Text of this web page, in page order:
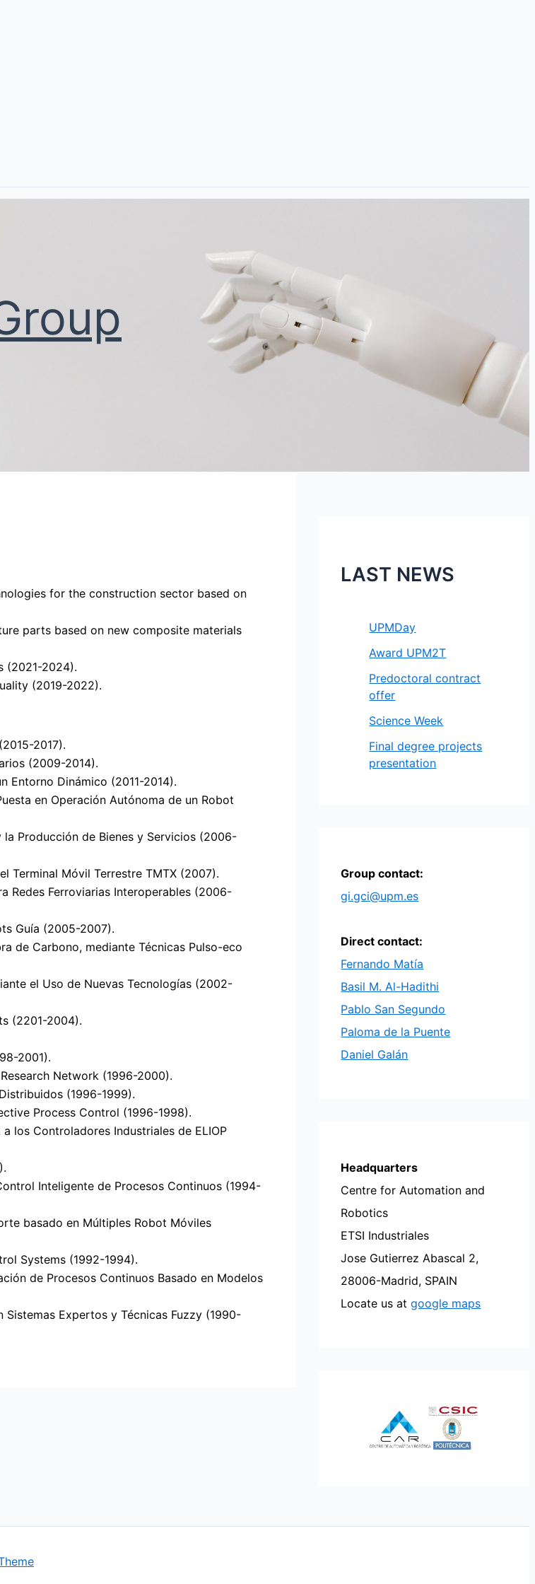
for the construction sector based on
parts based on new composite materials
(2021-2024).
(2019-2022).
2017).
(2009-2014).
Entorno Dinámico (2011-2014).
en Operación Autónoma de un Robot
la Producción de Bienes y Servicios (2006-
Terminal Móvil Terrestre TMTX (2007).
Redes Ferroviarias Interoperables (2006-
Guía (2005-2007).
de Carbono, mediante Técnicas Pulso-eco
el Uso de Nuevas Tecnologías (2002-
(2201-2004).
2001).
Network (1996-2000).
(1996-1999).
Process Control (1996-1998).
los Controladores Industriales de ELIOP
Inteligente de Procesos Continuos (1994-
basado en Múltiples Robot Móviles
Systems (1992-1994).
de Procesos Continuos Basado en Modelos
Expertos y Técnicas Fuzzy (1990-
LAST NEWS
UPMDay
Award UPM2T
Predoctoral contract
offer
Science Week
Final degree projects
presentation
Group contact:
gi.gci@upm.es
Direct contact:
Fernando Matía
Basil M. Al-Hadithi
Pablo San Segundo
Paloma de la Puente
Daniel Galán
Headquarters
Centre for Automation and
Robotics
ETSI Industriales
Jose Gutierrez Abascal 2,
28006-Madrid, SPAIN
Locate us atgoogle maps